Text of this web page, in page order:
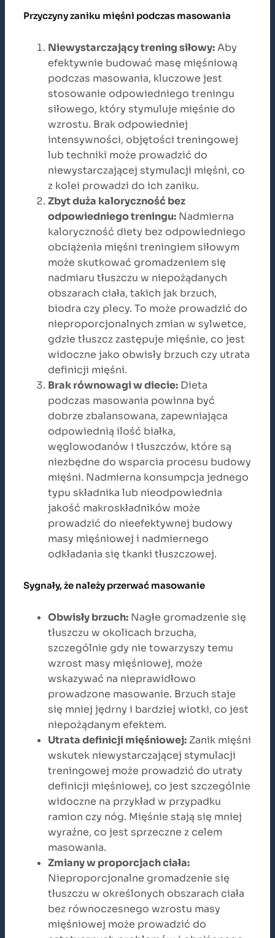
Przyczyny zaniku mięśni podczas masowania
Niewystarczający trening siłowy:Aby
efektywnie budować masę mięśniową
podczas masowania, kluczowe jest
stosowanie odpowiedniego treningu
siłowego, który stymuluje mięśnie do
wzrostu. Brak odpowiedniej
intensywności, objętości treningowej
lub techniki może prowadzić do
niewystarczającej stymulacji mięśni, co
z kolei prowadzi do ich zaniku.
Zbyt duża kaloryczność bez
odpowiedniego treningu: Nadmierna
kaloryczność diety bez odpowiedniego
obciążenia mięśni treningiem siłowym
może skutkować gromadzeniem się
nadmiaru tłuszczu w niepożądanych
obszarach ciała, takich jak brzuch,
biodra czy plecy. To może prowadzić do
nieproporcjonalnych zmian w sylwetce,
gdzie tłuszcz zastępuje mięśnie, co jest
widoczne jako obwisły brzuch czy utrata
definicji mięśni.
Brak równowagi w diecie: Dieta
podczas masowania powinna być
dobrze zbalansowana, zapewniająca
odpowiednią ilość białka,
węglowodanów i tłuszczów, które są
niezbędne do wsparcia procesu budowy
mięśni. Nadmierna konsumpcja jednego
typu składnika lub nieodpowiednia
jakość makroskładników może
prowadzić do nieefektywnej budowy
masy mięśniowej i nadmiernego
odkładania się tkanki tłuszczowej.
Sygnały, że należy przerwać masowanie
Obwisły brzuch: Nagłe gromadzenie się
tłuszczu w okolicach brzucha,
szczególnie gdy nie towarzyszy temu
wzrost masy mięśniowej, może
wskazywać na nieprawidłowo
prowadzone masowanie. Brzuch staje
się mniej jędrny i bardziej wiotki, co jest
niepożądanym efektem.
Utrata definicji mięśniowej: Zanik mięśni
wskutek niewystarczającej stymulacji
treningowej może prowadzić do utraty
definicji mięśniowej, co jest szczególnie
widoczne na przykład w przypadku
ramion czy nóg. Mięśnie stają się mniej
wyraźne, co jest sprzeczne z celem
masowania.
Zmiany w proporcjach ciała:
Nieproporcjonalne gromadzenie się
tłuszczu w określonych obszarach ciała
bez równoczesnego wzrostu masy
mięśniowej może prowadzić do